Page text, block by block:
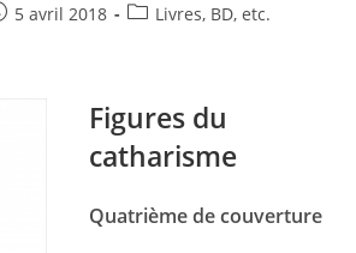
5 avril 2018
PostLivres, BD, etc.
Figures du
catharisme
Quatrième de couverture